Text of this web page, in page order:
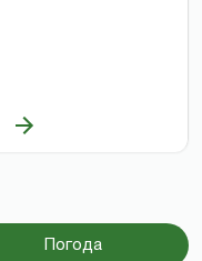
Погода